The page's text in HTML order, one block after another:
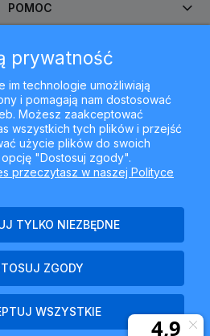
POMOC
KONTO
I DOSTAWA
367, 43-300 Bielsko-Biała, woj.
śląskie
prywatność
im technologie umożliwiają
i pomagają nam dostosować
Możesz zaakceptować
wszystkich tych plików i przejść
użycie plików do swoich
"Dostosuj zgody".
przeczytasz w naszej Polityce
TYLKO NIEZBĘDNE
ZGODY
WSZYSTKIE